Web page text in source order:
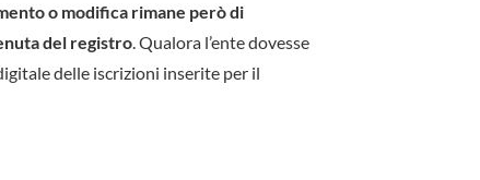
o modifica rimane però di
del registro. Qualora l’ente dovesse
delle iscrizioni inserite per il